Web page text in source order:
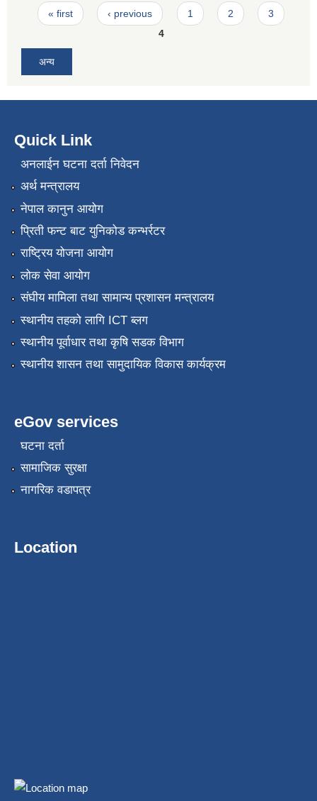
Pages
« first ‹ previous 1 2
3
4
अन्य
Quick Link
अनलाईन घटना दर्ता निवेदन
अर्थ मन्त्रालय
नेपाल कानुन आयोग
प्रिती फन्ट बाट युनिकोड कन्भर्रटर
राष्ट्रिय योजना आयोग
लोक सेवा आयोग
संघीय मामिला तथा सामान्य प्रशासन मन्त्रालय
स्थानीय तहको लागि ICT ब्लग
स्थानीय पूर्वाधार तथा कृषि सडक विभाग
स्थानीय शासन तथा सामुदायिक विकास कार्यक्रम
eGov services
घटना दर्ता
सामाजिक सुरक्षा
नागरिक वडापत्र
Location